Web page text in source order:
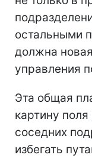
остальными
должна
управления
Эта общая
картину
соседних
избегать